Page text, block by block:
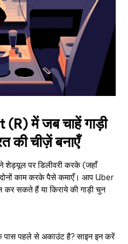
में जब चाहें गाड़ी
की चीज़ें बनाएँ
पर डिलीवरी करके (जहाँ
दोनों काम करके पैसे कमाएँ। आप Uber
कर सकते हैं या किराये की गाड़ी चुन
पास पहले से अकाउंट है? साइन इन करें